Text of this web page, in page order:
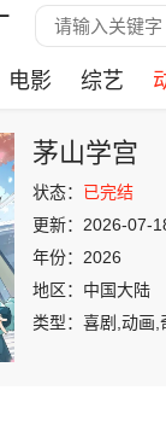
电影 综艺
茅山学宫
状态： 已完结
更新： 2026-07-
年份： 2026
地区： 中国大陆
类型： 喜剧,动画,